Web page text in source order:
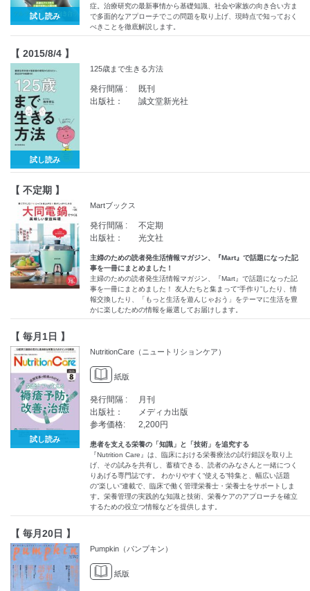
試し読み
症。治療研究の最新事情から基礎知識、社会や家族の向き合い方ま
で多面的なアプローチでこの問題を取り上げ、現時点で知っておく
べきことを徹底解説します。
【 2015/8/4 】
試し読み
125歳まで生きる方法
発行間隔 :
既刊
出版社：
誠文堂新光社
【 不定期 】
Martブックス
発行間隔 :
不定期
出版社：
光文社
主婦のための読者発生活情報マガジン、『Mart』で話題になった記
事を一冊にまとめました！
主婦のための読者発生活情報マガジン、『Mart』で話題になった記
事を一冊にまとめました！ 友人たちと集まって“手作り”したり、情
報交換したり、「もっと生活を遊んじゃおう」をテーマに生活を豊
かに楽しむための情報を厳選してお届けします。
【 毎月1日 】
試し読み
NutritionCare（ニュートリションケア）
紙版
発行間隔 :
月刊
出版社：
メディカ出版
参考価格:
2,200円
患者を支える栄養の「知識」と「技術」を追究する
『Nutrition Care』は、臨床における栄養療法の試行錯誤を取り上
げ、その試みを共有し、蓄積できる、読者のみなさんと一緒につく
りあげる専門誌です。 わかりやすく“使える”特集と、幅広い話題
の“楽しい”連載で、臨床で働く管理栄養士・栄養士をサポートしま
す。栄養管理の実践的な知識と技術、栄養ケアのアプローチを確立
するための役立つ情報などを提供します。
【 毎月20日 】
Pumpkin（パンプキン）
紙版